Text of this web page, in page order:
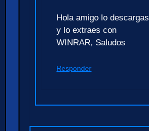
Hola amigo lo descargas
y lo extraes con
WINRAR, Saludos
Responder